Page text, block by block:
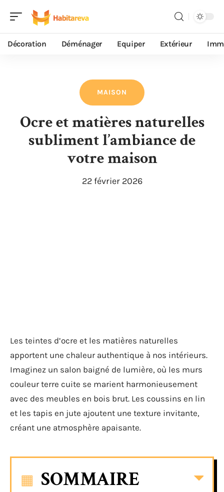
Décoration Déménager Equiper Extérieur
MAISON
Ocre et matières naturelles
subliment l’ambiance de
votre maison
22 février 2026
Les teintes d’ocre et les matières naturelles
apportent une chaleur authentique à nos intérieurs.
Imaginez un salon baigné de lumière, où les murs
couleur terre cuite se marient harmonieusement
avec des meubles en bois brut. Les coussins en lin
et les tapis en jute ajoutent une texture invitante,
créant une atmosphère apaisante.
SOMMAIRE